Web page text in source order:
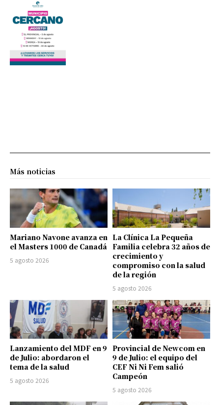
Más noticias
Mariano Navone avanza en
el Masters 1000 de Canadá
5 agosto 2026
La Clínica La Pequeña
Familia celebra 32 años de
crecimiento y
compromiso con la salud
de la región
5 agosto 2026
Lanzamiento del MDF en 9
de Julio: abordaron el
tema de la salud
5 agosto 2026
Provincial de Newcom en
9 de Julio: el equipo del
CEF Ni Ni Fem salió
Campeón
5 agosto 2026